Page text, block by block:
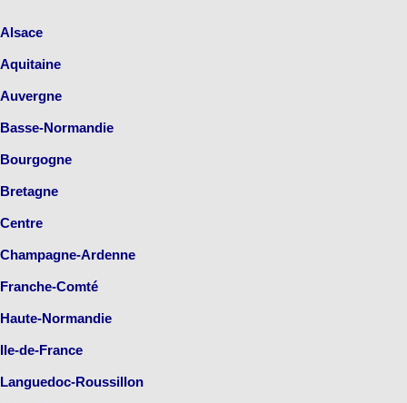
Alsace
Aquitaine
Auvergne
Basse-Normandie
Bourgogne
Bretagne
Centre
Champagne-Ardenne
Franche-Comté
Haute-Normandie
Ile-de-France
Languedoc-Roussillon